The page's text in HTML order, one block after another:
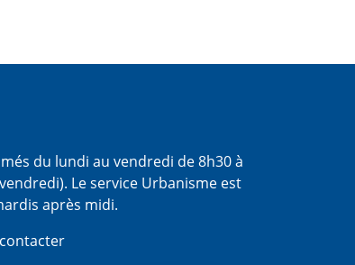
du lundi au vendredi de 8h30 à
Le service Urbanisme est
après midi.